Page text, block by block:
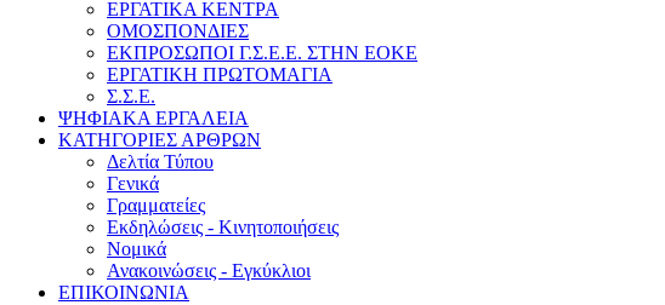
ΕΡΓΑΤΙΚΑ ΚΕΝΤΡΑ
ΟΜΟΣΠΟΝΔΙΕΣ
ΕΚΠΡΟΣΩΠΟΙ Γ.Σ.Ε.Ε. ΣΤΗΝ ΕΟΚΕ
ΕΡΓΑΤΙΚΗ ΠΡΩΤΟΜΑΓΙΑ
Σ.Σ.Ε.
ΨΗΦΙΑΚΑ ΕΡΓΑΛΕΙΑ
ΚΑΤΗΓΟΡΙΕΣ ΑΡΘΡΩΝ
Δελτία Τύπου
Γενικά
Γραμματείες
Εκδηλώσεις - Κινητοποιήσεις
Νομικά
Ανακοινώσεις - Εγκύκλιοι
ΕΠΙΚΟΙΝΩΝΙΑ